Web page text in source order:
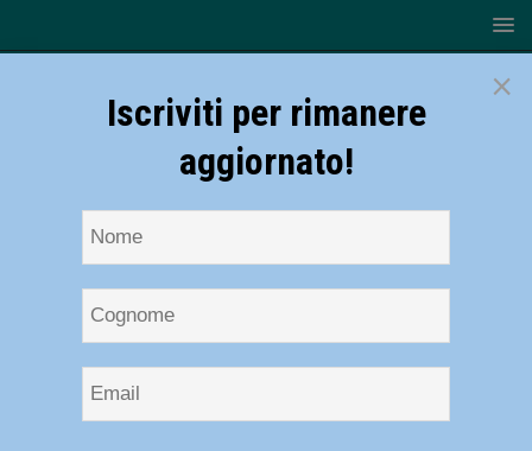
×
Iscriviti per rimanere
aggiornato!